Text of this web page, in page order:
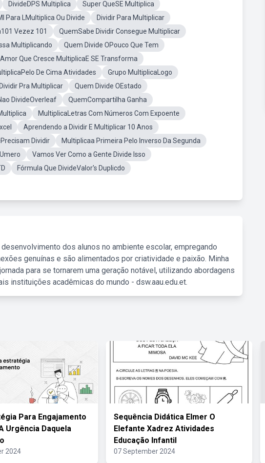
DivideDPS Multiplica
Super QueSE Multiplica
Para LMultiplica Ou Divide
Dividir Para Multiplicar
Vezez 101
QuemSabe Dividir Consegue Multiplicar
Multiplicando
Quem Divide OPouco Que Tem
Amor Que Cresce MultiplicaE SE Transforma
De Cima Atividades
Grupo MultiplicaLogo
Pra Multiplicar
Quem Divide OEstado
DivideOverleaf
QuemCompartilha Ganha
MultiplicaLetras Com Números Com Expoente
Aprendendo a Dividir E Multiplicar 10 Anos
Dividir
Multiplicaa Primeira Pelo Inverso Da Segunda
Vamos Ver Como a Gente Divide Isso
Fórmula Que DivideValor's Duplicdo
dos alunos no ambiente escolar, empregando
genuínas e são alimentados por criatividade e paixão. Minha
para se tornarem uma geração notável, utilizando abordagens
instituições acadêmicas do mundo - dsw.aau.edu.et.
Para Engajamento
Urgência Daquela
2024
Sequência Didática Elmer O
Elefante Xadrez Atividades
Educação Infantil
07 September 2024